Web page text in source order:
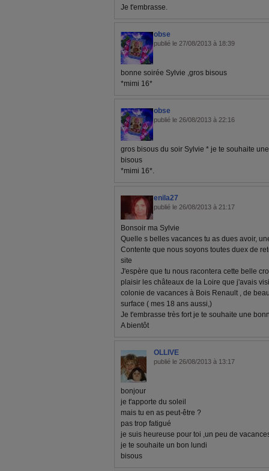
Je t'embrasse.
obse
publié le 27/08/2013 à 18:39
bonne soirée Sylvie ,gros bisous
*mimi 16*
obse
publié le 26/08/2013 à 22:16
gros bisous du soir Sylvie * je te souhaite
bisous
*mimi 16*.
enila27
publié le 26/08/2013 à 21:17
Bonsoir ma Sylvie
Quelle s belles vacances tu as dues avoir,
Contente que nous soyons toutes duex de
site
J'espère que tu nous racontera cette belle
plaisir les châteaux de la Loire que j'avais
colonie de vacances à Bois Renault , de
surface ( mes 18 ans aussi,)
Je t'embrasse très fort je te souhaite une
A bientôt
OLLIVE
publié le 26/08/2013 à 13:17
bonjour
je t'apporte du soleil
mais tu en as peut-être ?
pas trop fatigué
je suis heureuse pour toi ,un peu de
je te souhaite un bon lundi
bisous